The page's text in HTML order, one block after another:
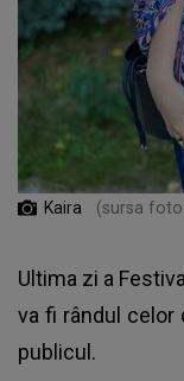
Kaira (sursa
Ultima zi a
va fi rândul celor
publicul.